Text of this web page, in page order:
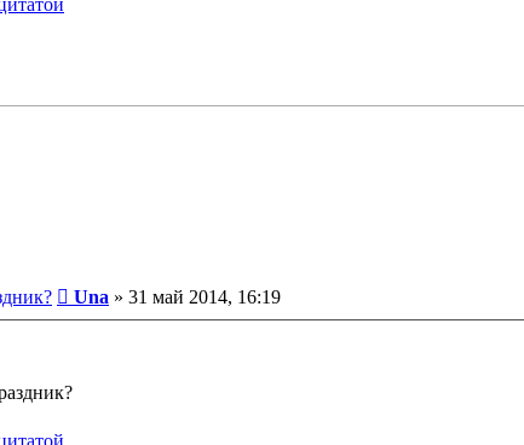
Сообщение
Una » 31 май 2014, 16:19